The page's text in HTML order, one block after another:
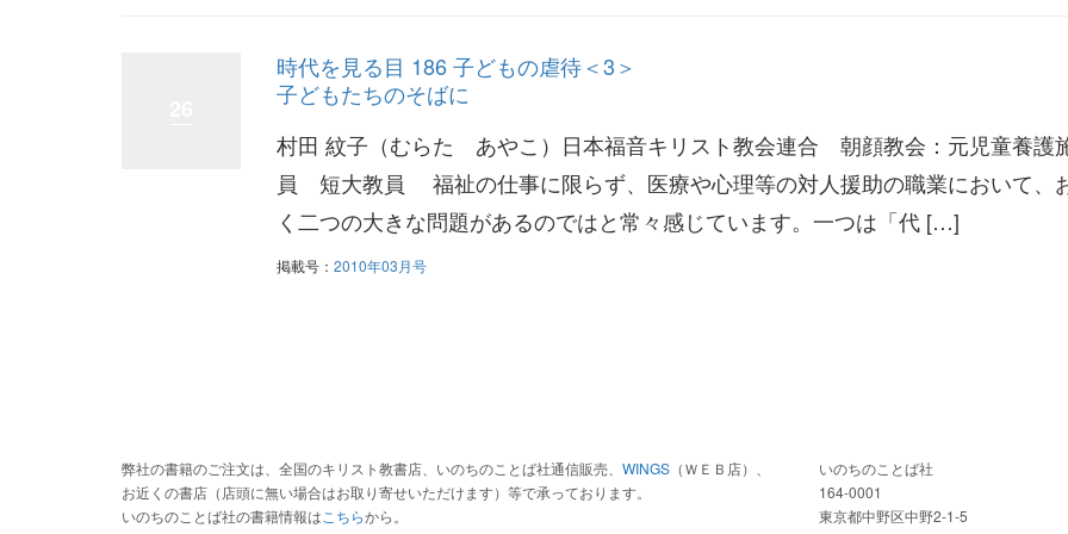
時代を見る目 186 子どもの虐待＜3＞
子どもたちのそばに
村田 紋子（むらた あやこ）日本福音キリスト教会連合 朝顔教会：元児童養護
員 短大教員 福祉の仕事に限らず、医療や心理等の対人援助の職業において、
く二つの大きな問題があるのではと常々感じています。一つは「代 […]
掲載号： 2010年03月号
弊社の書籍のご注文は、全国のキリスト教書店、いのちのことば社通信販売、 WINGS （ＷＥＢ店）、
お近くの書店（店頭に無い場合はお取り寄せいただけます）等で承っております。
いのちのことば社の書籍情報は こちらから。
いのちのことば社
164-0001
東京都中野区中野2-1-5